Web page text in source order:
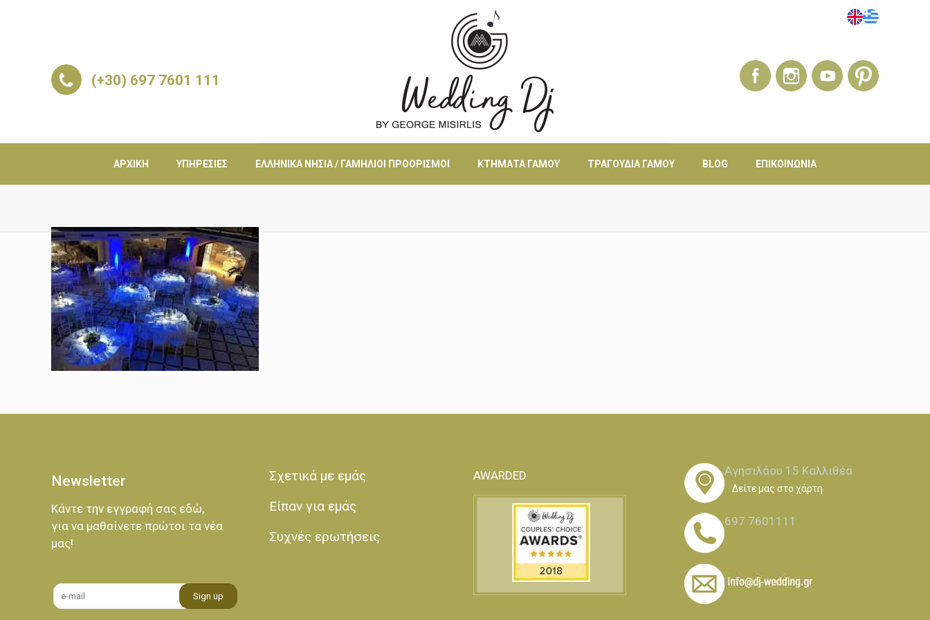
(+30) 697 7601 111
ΑΡΧΙΚΉ ΥΠΗΡΕΣΊΕΣ ΕΛΛΗΝΙΚΆ ΝΗΣΙΆ / ΓΑΜΉΛΙΟΙ ΠΡΟΟΡΙΣΜΟΊ ΚΤΉΜΑΤΑ ΓΆΜΟΥ ΤΡΑΓΟΎΔΙΑ ΓΆΜΟΥ BLOG ΕΠΙΚΟΙΝΩΝΊΑ
Newsletter
Κάντε την εγγραφή σας εδώ,
για να μαθαίνετε πρώτοι τα νέα
μας!
Σχετικά με εμάς
Είπαν για εμάς
Συχνές ερωτήσεις
AWARDED Αγησιλάου 15 Καλλιθέα
Δείτε μας στο χάρτη
697 7601111